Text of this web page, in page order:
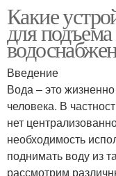
Какие
для
Введение
Вода – это
человека. В
нет
необходимость
поднимать воду из
рассмотрим